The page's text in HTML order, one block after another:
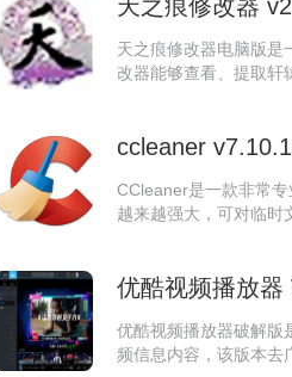
天之痕修改器
天之痕修改器电脑版是
改器能够查看、提取轩
ccleaner
CCleaner是一款非常
越来越强大，可对临时
优酷视频播放器
优酷视频播放器破解版
频信息内容，该版本去